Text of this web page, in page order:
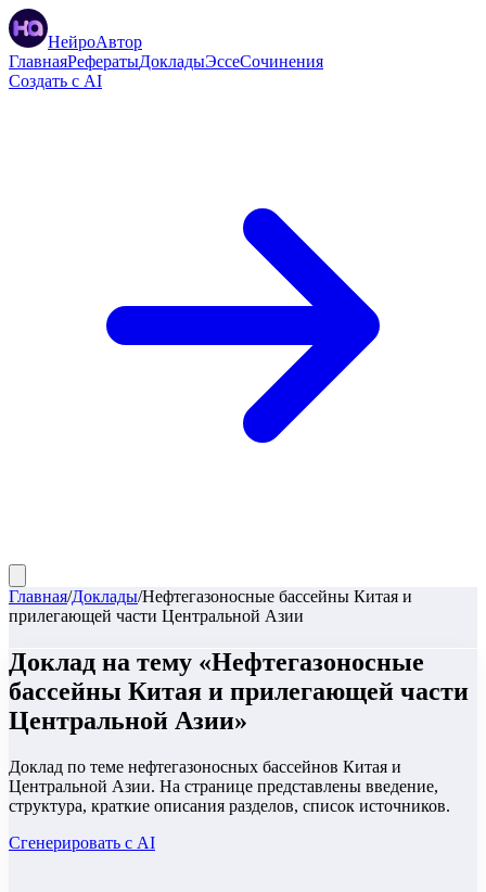
НейроАвтор
ГлавнаяРефератыДокладыЭссеСочинения
Создать с AI
Главная/Доклады/Нефтегазоносные бассейны Китая и
прилегающей части Центральной Азии
Доклад на тему «Нефтегазоносные
бассейны Китая и прилегающей части
Центральной Азии»
Доклад по теме нефтегазоносных бассейнов Китая и
Центральной Азии. На странице представлены введение,
структура, краткие описания разделов, список источников.
Сгенерировать с AI